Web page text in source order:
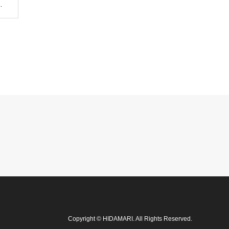
Copyright © HIDAMARI . All Rights Reserved.